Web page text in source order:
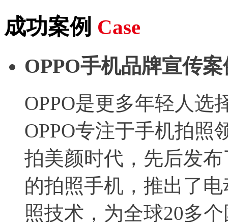
成功案例 Case
OPPO手机品牌宣传案
OPPO是更多年轻人选
OPPO专注于手机拍照
拍美颜时代，先后发
的拍照手机，推出了
照技术，为全球20多